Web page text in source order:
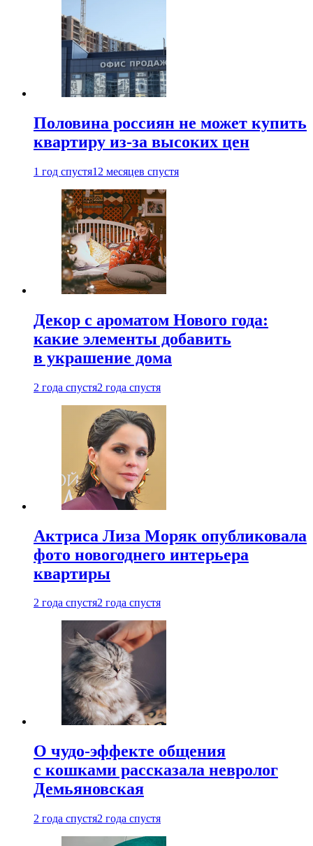
Половина россиян не может купить
квартиру из-за высоких цен
1 год спустя12 месяцев спустя
Декор с ароматом Нового года:
какие элементы добавить
в украшение дома
2 года спустя2 года спустя
Актриса Лиза Моряк опубликовала
фото новогоднего интерьера
квартиры
2 года спустя2 года спустя
О чудо-эффекте общения
с кошками рассказала невролог
Демьяновская
2 года спустя2 года спустя